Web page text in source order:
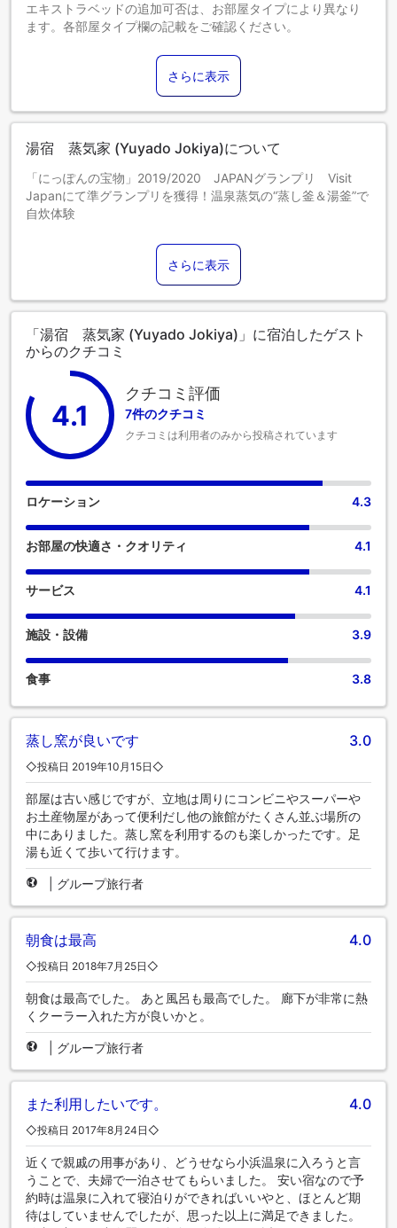
エキストラベッドの追加可否は、お部屋タイプにより異なり
ます。各部屋タイプ欄の記載をご確認ください。
さらに表示
湯宿 蒸気家 (Yuyado Jokiya)について
「にっぽんの宝物」2019/2020 JAPANグランプリ Visit
Japanにて準グランプリを獲得！温泉蒸気の“蒸し釜＆湯釜”で
自炊体験
さらに表示
「湯宿 蒸気家 (Yuyado Jokiya)」に宿泊したゲスト
からのクチコミ
4.1
クチコミ評価
7件のクチコミ
クチコミは利用者のみから投稿されています
ロケーション 4.3
お部屋の快適さ・クオリティ 4.1
サービス 4.1
施設・設備 3.9
食事 3.8
蒸し窯が良いです 3.0
◇投稿日 2019年10月15日◇
部屋は古い感じですが、立地は周りにコンビニやスーパーや
お土産物屋があって便利だし他の旅館がたくさん並ぶ場所の
中にありました。蒸し窯を利用するのも楽しかったです。足
湯も近くて歩いて行けます。
グループ旅行者
朝食は最高 4.0
◇投稿日 2018年7月25日◇
朝食は最高でした。 あと風呂も最高でした。 廊下が非常に熱
くクーラー入れた方が良いかと。
グループ旅行者
また利用したいです。 4.0
◇投稿日 2017年8月24日◇
近くで親戚の用事があり、どうせなら小浜温泉に入ろうと言
うことで、夫婦で一泊させてもらいました。 安い宿なので予
約時は温泉に入れて寝泊りができればいいやと、ほとんど期
待はしていませんでしたが、思った以上に満足できました。